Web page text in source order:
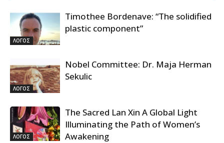
ΛΟΓΟΣ
Timothee Bordenave: “The solidified
plastic component”
ΛΟΓΟΣ
Nobel Committee: Dr. Maja Herman
Sekulic
ΛΟΓΟΣ
The Sacred Lan Xin A Global Light
Illuminating the Path of Women’s
Awakening